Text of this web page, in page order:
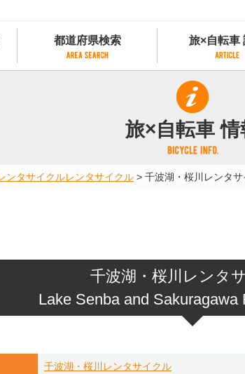
都道府県検索
都道府県別サイクリング情報
都道府県アクセスランキング
旅×自転車
旅×自転車
記事一覧
カテゴリから探す
タグから探す
サイクリ
サイクル
予約ができる
タンデム自
レンタサイ
旅×自転車 情
ンタサイクルレンタサイクル > 千波湖・桜川レンタ
千波湖・桜川レンタ
Lake Senba and Sakuragawa
千波湖・桜川レンタサイクル